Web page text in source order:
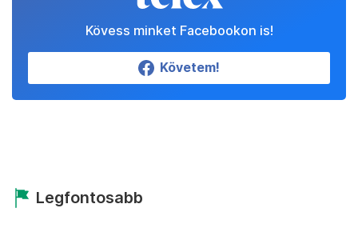
Kövess minket Facebookon is!
Követem!
Legfontosabb